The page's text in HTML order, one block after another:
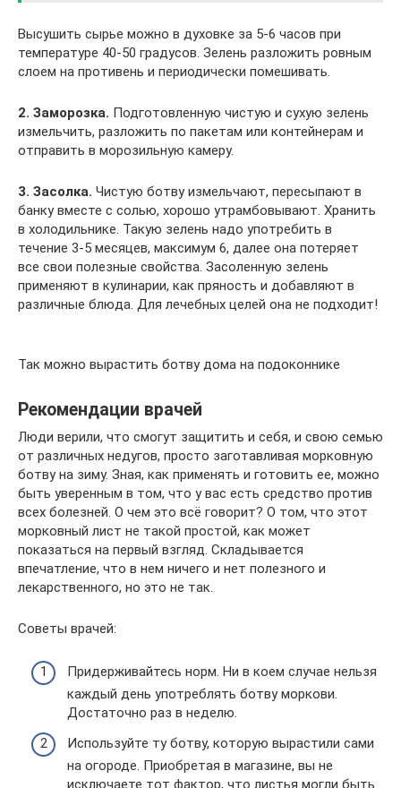
Высушить сырье можно в духовке за 5-6 часов при
температуре 40-50 градусов. Зелень разложить ровным
слоем на противень и периодически помешивать.
2. Заморозка. Подготовленную чистую и сухую зелень
измельчить, разложить по пакетам или контейнерам и
отправить в морозильную камеру.
3. Засолка. Чистую ботву измельчают, пересыпают в
банку вместе с солью, хорошо утрамбовывают. Хранить
в холодильнике. Такую зелень надо употребить в
течение 3-5 месяцев, максимум 6, далее она потеряет
все свои полезные свойства. Засоленную зелень
применяют в кулинарии, как пряность и добавляют в
различные блюда. Для лечебных целей она не подходит!
Так можно вырастить ботву дома на подоконнике
Рекомендации врачей
Люди верили, что смогут защитить и себя, и свою семью
от различных недугов, просто заготавливая морковную
ботву на зиму. Зная, как применять и готовить ее, можно
быть уверенным в том, что у вас есть средство против
всех болезней. О чем это всё говорит? О том, что этот
морковный лист не такой простой, как может
показаться на первый взгляд. Складывается
впечатление, что в нем ничего и нет полезного и
лекарственного, но это не так.
Советы врачей:
Придерживайтесь норм. Ни в коем случае нельзя
каждый день употреблять ботву моркови.
Достаточно раз в неделю.
Используйте ту ботву, которую вырастили сами
на огороде. Приобретая в магазине, вы не
исключаете тот фактор, что листья могли быть